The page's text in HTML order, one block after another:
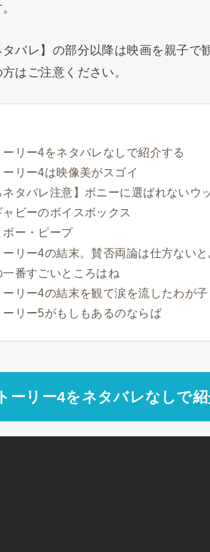
バレ】の部分以降は映画を親子で
はご注意ください。
ーリー4をネタバレなしで紹介する
ーリー4は映像美がスゴイ
ネタバレ注意】ボニーに選ばれないウ
ビーのボイスボックス
ボー・ピープ
ーリー4の結末。賛否両論は仕方ないと
一番すごいところはね
ーリー4の結末を観て涙を流したわが子
ーリー5がもしもあるのならば
ーリー4をネタバレなしで